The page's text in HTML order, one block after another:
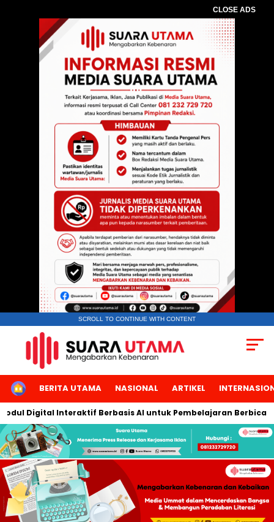
CLOSE ADS
SCROLL TO CONTINUE WITH CONTENT
HOMEBERITA UTAMA NASIONAL ARTIKEL
Interaktif Berbasis AI untuk Pembelajaran Berbicara